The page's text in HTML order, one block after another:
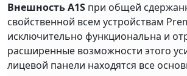
Внешность A1S при общей
свойственной всем устройствам
исключительно функциональна и
расширенные возможности этого
лицевой панели находятся все